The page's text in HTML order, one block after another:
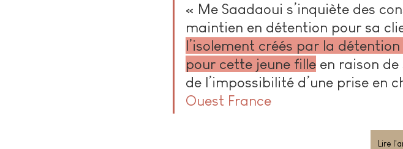
« Me Saadaoui s’inquiète des
maintien en détention pour sa
l’isolement créés par la
pour cette jeune fille en raison
de l’impossibilité d’une prise en
Ouest France
Lire